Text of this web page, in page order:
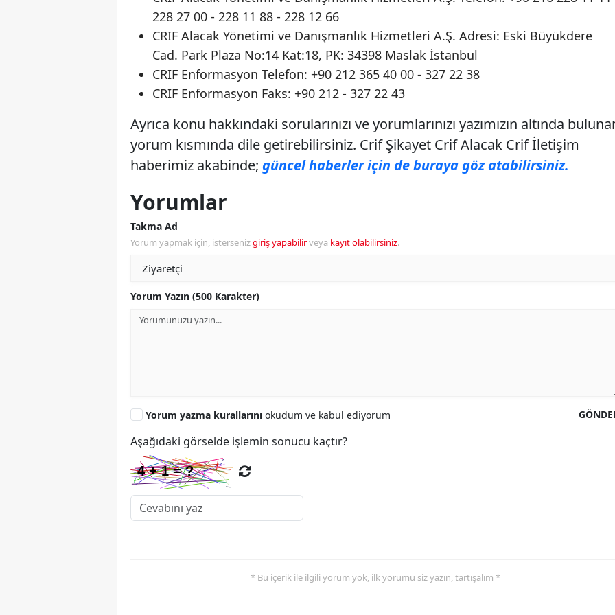
228 27 00 - 228 11 88 - 228 12 66
CRIF Alacak Yönetimi ve Danışmanlık Hizmetleri A.Ş. Adresi: Eski Büyükdere
Cad. Park Plaza No:14 Kat:18, PK: 34398 Maslak İstanbul
CRIF Enformasyon Telefon: +90 212 365 40 00 - 327 22 38
CRIF Enformasyon Faks: +90 212 - 327 22 43
Ayrıca konu hakkındaki sorularınızı ve yorumlarınızı yazımızın altında
yorum kısmında dile getirebilirsiniz. Crif Şikayet Crif Alacak Crif İletişim
haberimiz akabinde; güncel haberler için de buraya göz atabilirsiniz.
Yorumlar
Takma Ad
Yorum yapmak için, istersenizgiriş yapabilirveya kayıt olabilirsiniz.
Yorum Yazın (500 Karakter)
Yorum yazma kurallarını okudum ve kabul ediyorum
Aşağıdaki görselde işlemin sonucu kaçtır?
* Bu içerik ile ilgili yorum yok, ilk yorumu siz yazın, tartışalım *